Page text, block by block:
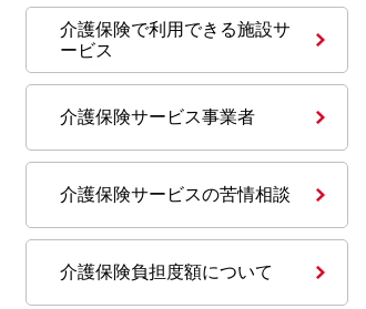
介護保険で利用できる施設サ
ービス
介護保険サービス事業者
介護保険サービスの苦情相談
介護保険負担度額について